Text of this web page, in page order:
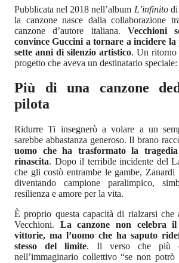
Pubblicata nel 2018 nell’album L’infinitodi
la canzone nasce dalla collaborazione
canzone d’autore italiana. Vecchioni
convince Guccini a tornare a incidere
sette anni di silenzio artistico. Un ritorno
progetto che aveva un destinatario
Più di una canzone
pilota
Ridurre Ti insegnerò a volare a un
sarebbe abbastanza generoso. Il brano
uomo che ha trasformato la
rinascita. Dopo il terribile incidente del
che gli costò entrambe le gambe, Zanardi
diventando campione paralimpico,
resilienza e amore per la vita.
È proprio questa capacità di rialzarsi che
Vecchioni. La canzone non celebra
vittorie, ma l’uomo che ha saputo
stesso del limite. Il verso che più
nell’immaginario collettivo “se non potrò